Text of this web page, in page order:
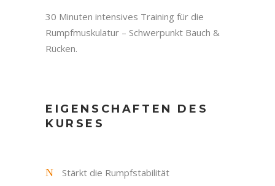
30 Minuten intensives Training für die
Rumpfmuskulatur – Schwerpunkt Bauch &
Rücken.
EIGENSCHAFTEN DES
KURSES
Stärkt die Rumpfstabilität